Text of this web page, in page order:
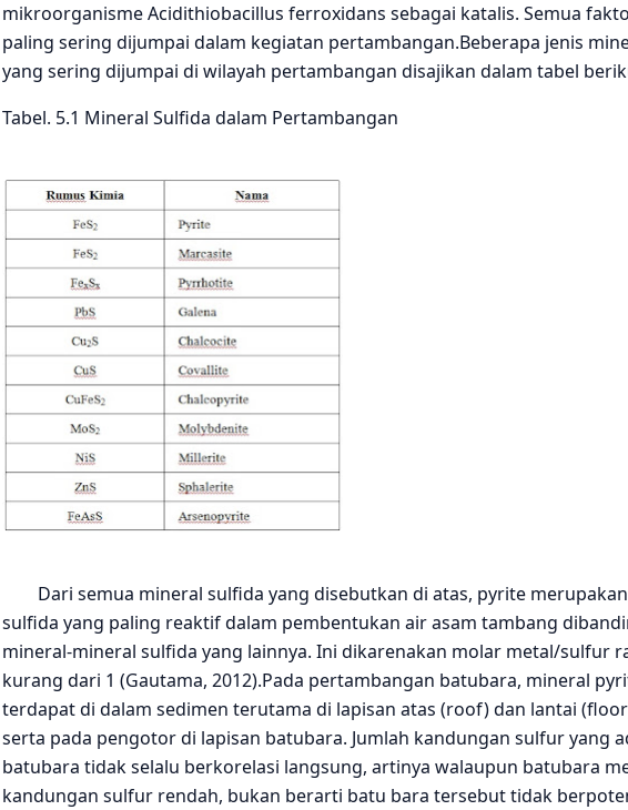
mikroorganisme Acidithiobacillus ferroxidans sebagai katalis. Semua
paling sering dijumpai dalam kegiatan pertambangan.Beberapa jenis
yang sering dijumpai di wilayah pertambangan disajikan dalam tabel
Tabel. 5.1 Mineral Sulfida dalam Pertambangan
Dari semua mineral sulfida yang disebutkan di atas, pyrite
sulfida yang paling reaktif dalam pembentukan air asam tambang
mineral-mineral sulfida yang lainnya. Ini dikarenakan molar metal/sulfur
kurang dari 1 (Gautama, 2012).Pada pertambangan batubara, mineral
terdapat di dalam sedimen terutama di lapisan atas (roof) dan lantai
serta pada pengotor di lapisan batubara. Jumlah kandungan sulfur yang
batubara tidak selalu berkorelasi langsung, artinya walaupun batubara
kandungan sulfur rendah, bukan berarti batu bara tersebut tidak